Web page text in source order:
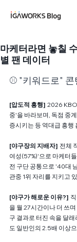
마케터라면 놓칠
별 팬 데이터
⚾️ "키워드로"
[압도적 흥행] 2026
중'을 바라보며, 독점 중
증시키는 등 역대급 흥행
[야구장의 지배자] 전체
여성(57%)'으로 마케터
전 구단 공통으로 '40대
관중 1위 자리를 지키고
[야구가 해로운 이유?]
을 월 27시간이나 더 쓰
구 결과로 터진 속을 달
도 일반인의 2.5배 이상